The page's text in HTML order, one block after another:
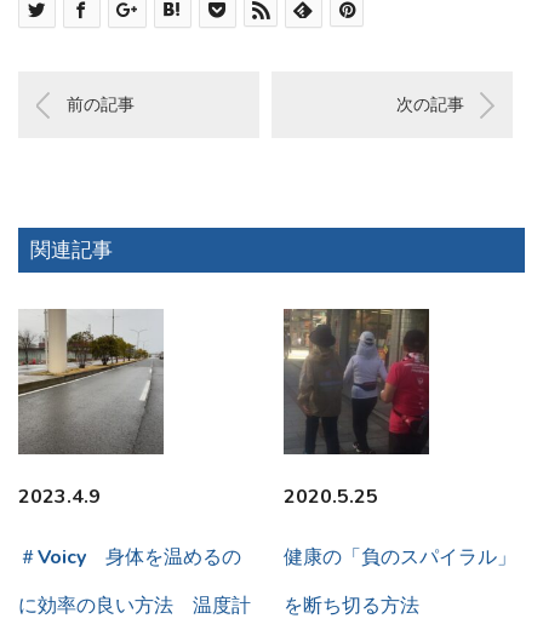
前の記事 次の記事
関連記事
2023.4.9
＃Voicy 身体を温めるの
に効率の良い方法 温度計
2020.5.25
健康の「負のスパイラル」
を断ち切る方法